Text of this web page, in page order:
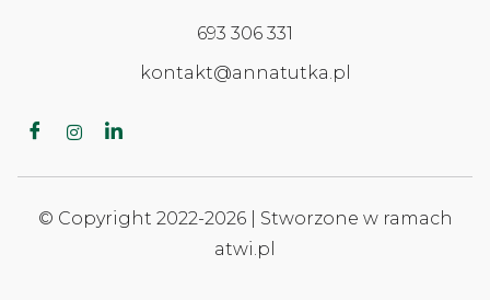
693 306 331
kontakt@annatutka.pl
© Copyright 2022-2026 | Stworzone w ramach
atwi.pl